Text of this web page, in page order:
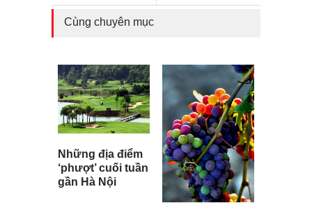
Cùng chuyên mục
Những địa điểm
‘phượt’ cuối tuần
gần Hà Nội